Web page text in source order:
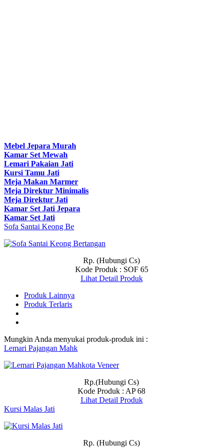
Mebel Jepara Murah
Kamar Set Mewah
Lemari Pakaian Jati
Kursi Tamu Jati
Meja Makan Marmer
Meja Direktur Minimalis
Meja Direktur Jati
Kamar Set Jati Jepara
Kamar Set Jati
Sofa Santai Keong Be
Rp. (Hubungi Cs)
Kode Produk : SOF 65
Lihat Detail Produk
Produk Lainnya
Produk Terlaris
Mungkin Anda menyukai produk-produk ini :
Lemari Pajangan Mahk
Rp.(Hubungi Cs)
Kode Produk : AP 68
Lihat Detail Produk
Kursi Malas Jati
Rp. (Hubungi Cs)